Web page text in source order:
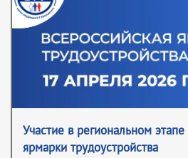
Участие в региональном
ярмарки трудоустройства